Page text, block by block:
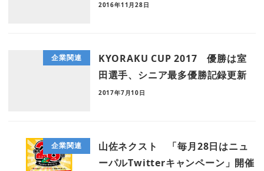
2016年11月28日
企業関連
KYORAKU CUP 2017 優勝は室
田選手、シニア最多優勝記録更新
2017年7月10日
企業関連
山佐ネクスト 「毎月28日はニュ
ーパルTwitterキャンペーン」開催